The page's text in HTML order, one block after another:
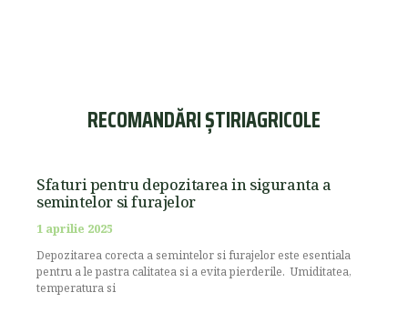
RECOMANDĂRI ȘTIRIAGRICOLE
Sfaturi pentru depozitarea in siguranta a
semintelor si furajelor
1 aprilie 2025
Depozitarea corecta a semintelor si furajelor este esentiala
pentru a le pastra calitatea si a evita pierderile. Umiditatea,
temperatura si